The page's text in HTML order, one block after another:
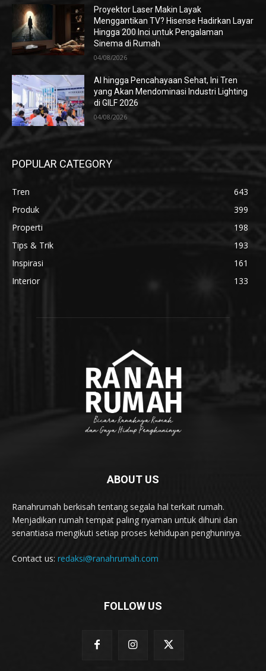
Proyektor Laser Makin Layak
Menggantikan TV? Hisense Hadirkan Layar
Hingga 200 Inci untuk Pengalaman
Sinema di Rumah
04/08/2026
AI hingga Pencahayaan Sehat, Ini Tren
yang Akan Mendominasi Industri Lighting
di GILF 2026
04/08/2026
POPULAR CATEGORY
Tren
643
Produk
399
Properti
198
Tips & Trik
193
Inspirasi
161
Interior
133
ABOUT US
Ranahrumah berkisah tentang segala hal terkait rumah.
Menjadikan rumah tempat paling nyaman untuk dihuni dan
senantiasa mengikuti setiap proses kehidupan penghuninya.
Contact us: redaksi@ranahrumah.com
FOLLOW US